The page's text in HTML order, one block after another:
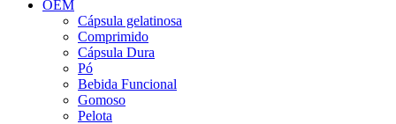
OEM
Cápsula gelatinosa
Comprimido
Cápsula Dura
Pó
Bebida Funcional
Gomoso
Pelota